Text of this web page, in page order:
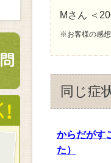
Mさん ＜
※お客様の感想
同じ症
からだがす
た）